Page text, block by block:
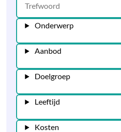
Onderwerp
Aanbod
Doelgroep
Leeftijd
Kosten